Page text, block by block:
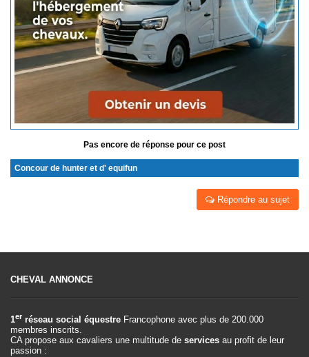
Pas encore de réponse pour ce post
Concour de hunter et d' equifun
Répondre au sujet
CHEVAL ANNONCE
1er réseau social équestre Francophone avec plus de 200.000
membres inscrits.
CA propose aux cavaliers une multitude de services au profit de leur
passion :